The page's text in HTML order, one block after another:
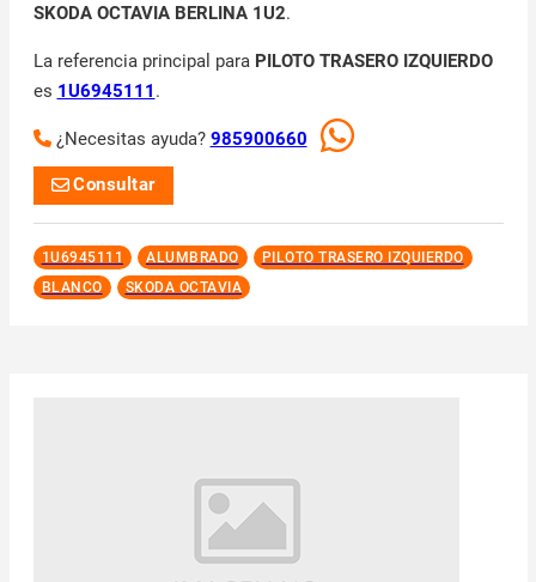
SKODA OCTAVIA BERLINA 1U2.
La referencia principal para PILOTO TRASERO IZQUIERDO
es 1U6945111 .
¿Necesitas ayuda? 985900660
Consultar
1U6945111 ALUMBRADO
PILOTO TRASERO IZQUIERDO
BLANCO
SKODA OCTAVIA